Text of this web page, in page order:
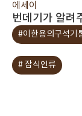
에세이
번데기가 알려
#이한용의구석기
# 잡식인류